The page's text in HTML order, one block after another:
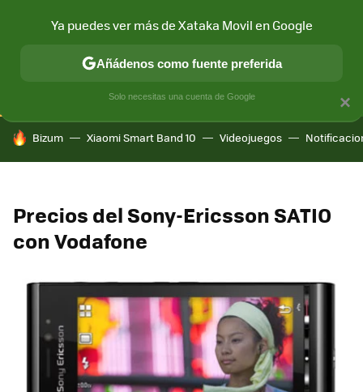
CONECTIVIDAD MÓVIL Y SOCIEDAD APLICACIONES
HOY SE HABLA DE
Bizum Xiaomi Smart Band 10 Videojuegos
Precios del Sony-Ericsson SATIO
con Vodafone
×
Ya puedes ver más de Xataka Movil en Google
Añádenos como fuente preferida
Solo necesitas una cuenta de Google